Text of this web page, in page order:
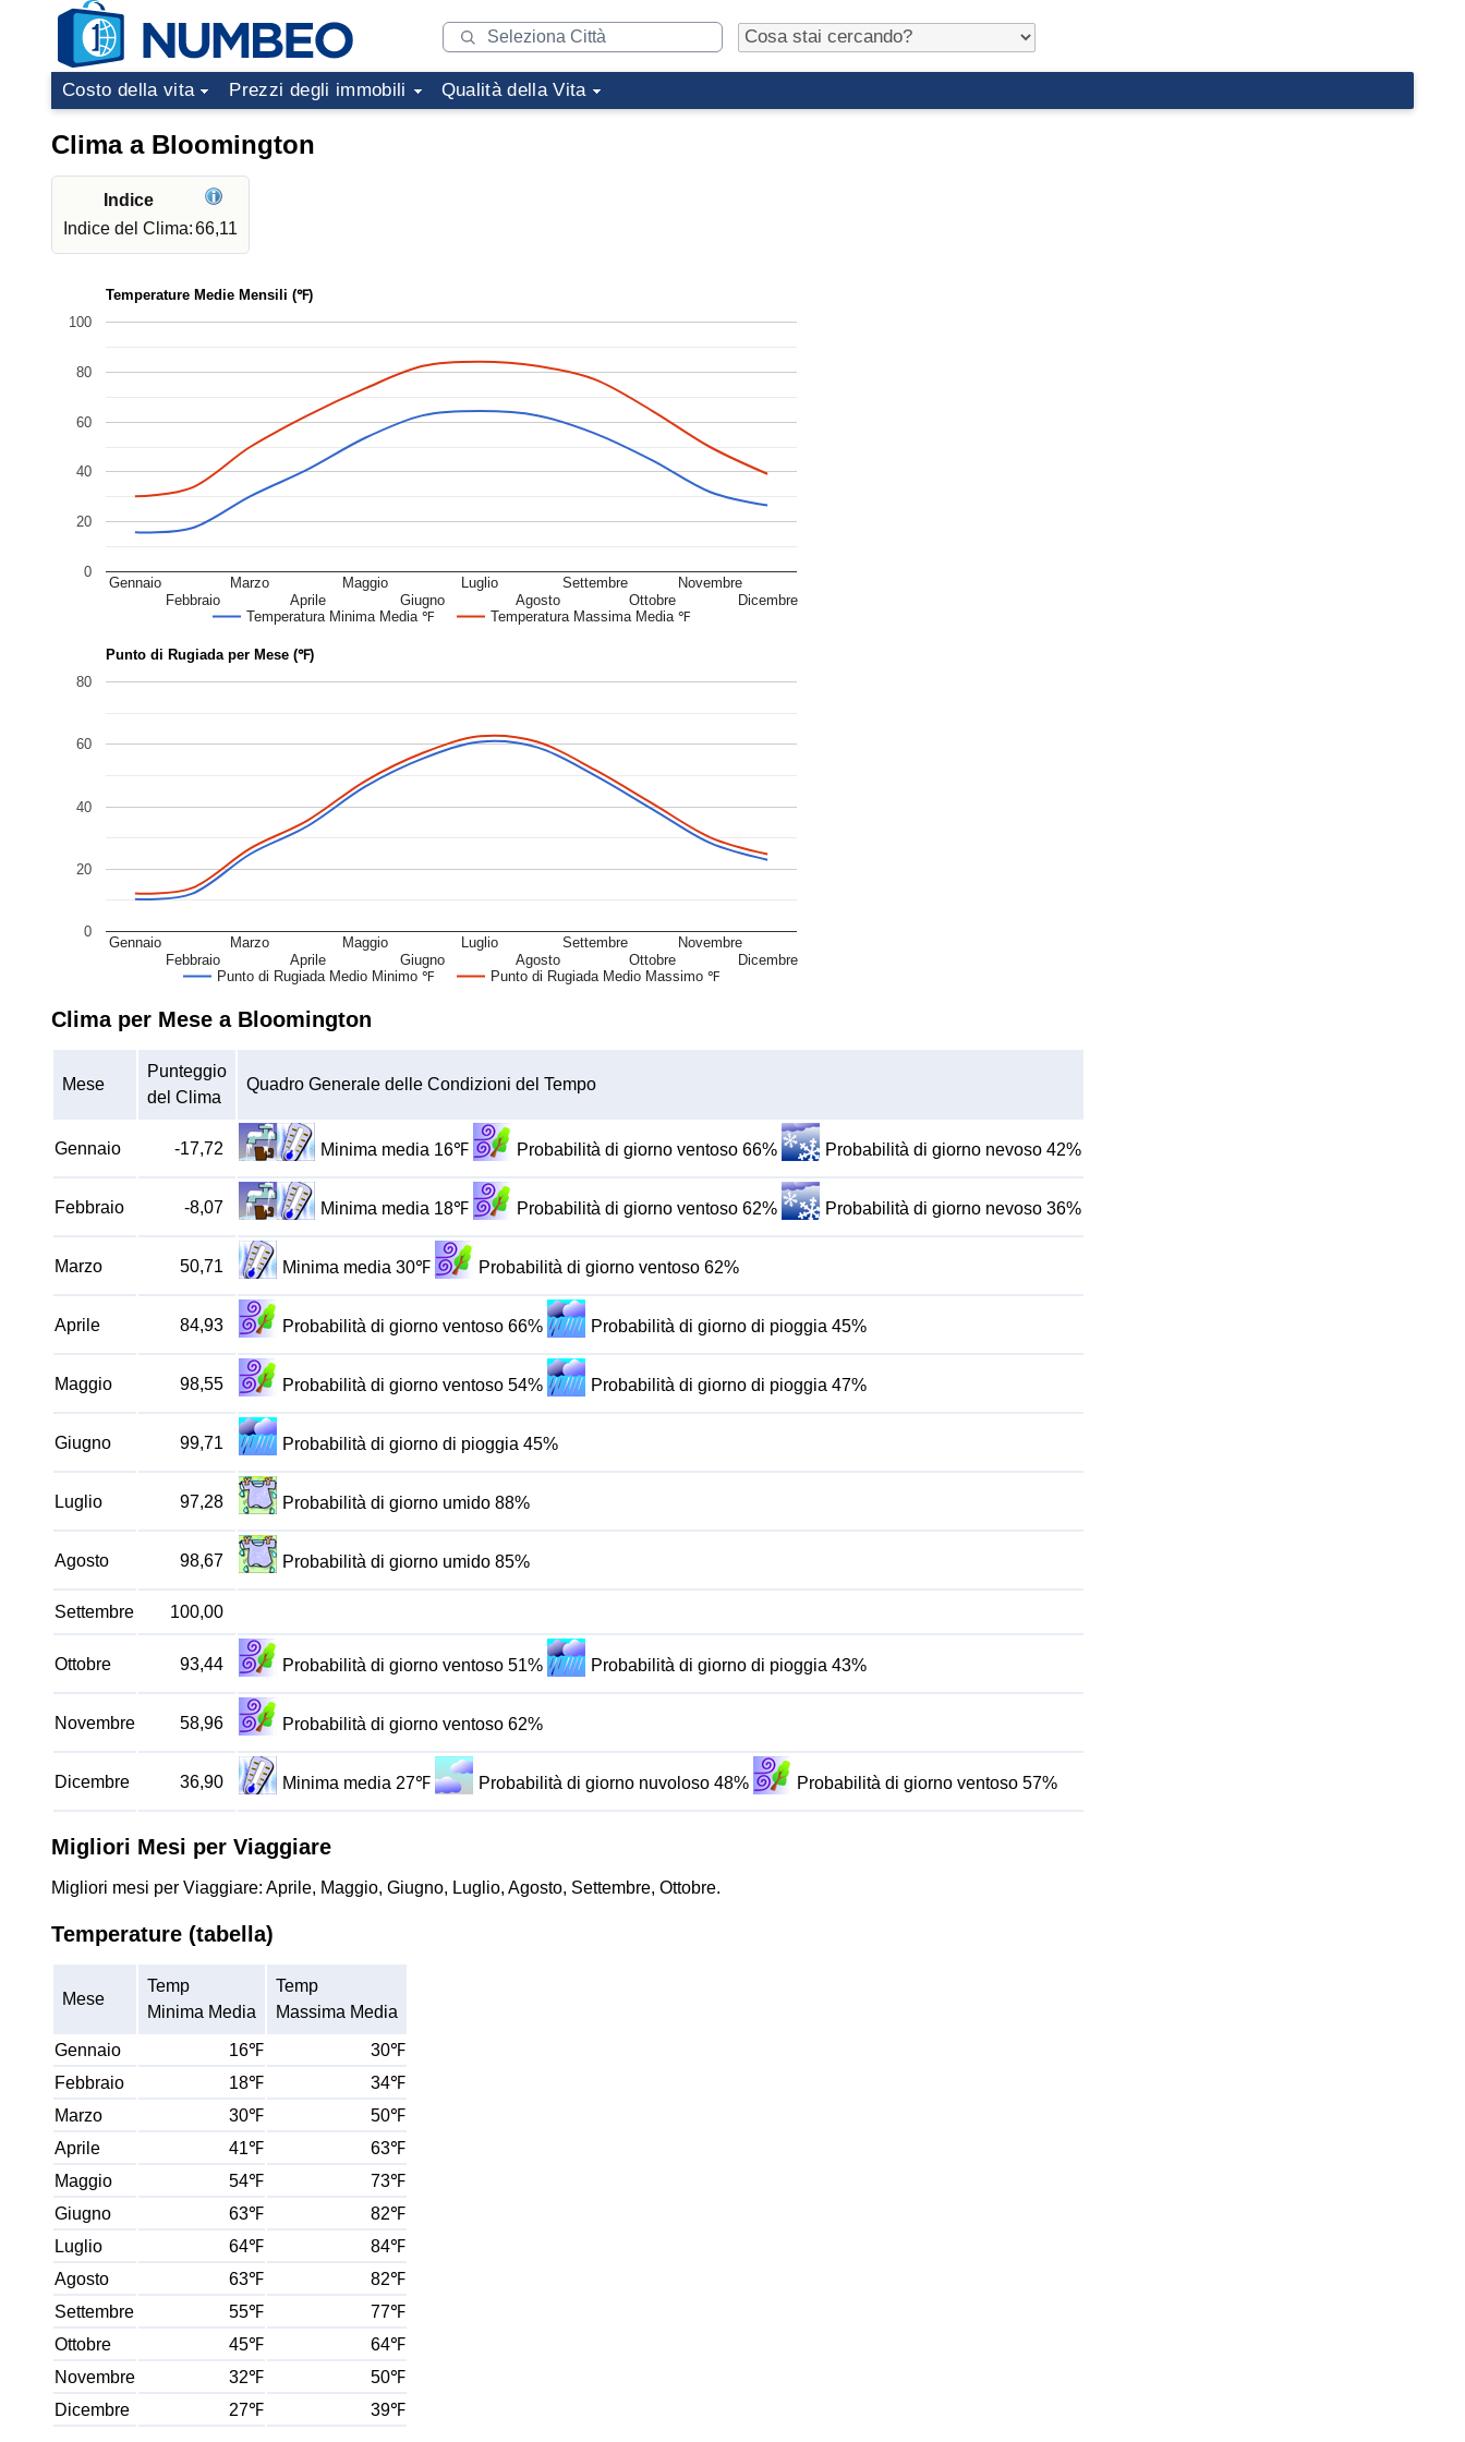
Costo della vita Prezzi degli immobili Qualità della Vita
Clima a Bloomington
Indice
Indice del Clima:66,11
Temperature Medie Mensili (℉)
Temperatura Minima Media ℉ Temperatura Massima Media ℉
Gennaio
Febbraio
Marzo
Aprile
Maggio
Giugno
Luglio
Agosto
Settembre
Ottobre
Novembre
Dicembre
0
20
40
60
80
100
Punto di Rugiada per Mese (℉)
Punto di Rugiada Medio Minimo ℉ Punto di Rugiada Medio Massimo ℉
Gennaio
Febbraio
Marzo
Aprile
Maggio
Giugno
Luglio
Agosto
Settembre
Ottobre
Novembre
Dicembre
0
20
40
60
80
Clima per Mese a Bloomington
Mese
Punteggio
del Clima
Quadro Generale delle Condizioni del Tempo
Gennaio -17,72 Minima media 16℉ Probabilità di giorno ventoso 66% Probabilità di giorno nevoso 42%
Febbraio -8,07 Minima media 18℉ Probabilità di giorno ventoso 62% Probabilità di giorno nevoso 36%
Marzo 50,71 Minima media 30℉ Probabilità di giorno ventoso 62%
Aprile 84,93 Probabilità di giorno ventoso 66% Probabilità di giorno di pioggia 45%
Maggio 98,55 Probabilità di giorno ventoso 54% Probabilità di giorno di pioggia 47%
Giugno 99,71 Probabilità di giorno di pioggia 45%
Luglio 97,28 Probabilità di giorno umido 88%
Agosto 98,67 Probabilità di giorno umido 85%
Settembre 100,00
Ottobre 93,44 Probabilità di giorno ventoso 51% Probabilità di giorno di pioggia 43%
Novembre 58,96 Probabilità di giorno ventoso 62%
Dicembre 36,90 Minima media 27℉ Probabilità di giorno nuvoloso 48% Probabilità di giorno ventoso 57%
Migliori Mesi per Viaggiare
Migliori mesi per Viaggiare: Aprile, Maggio, Giugno, Luglio, Agosto, Settembre, Ottobre.
Temperature (tabella)
Mese
Temp
Minima Media
Temp
Massima Media
Gennaio 16℉
30℉
Febbraio
18℉
34℉
Marzo
30℉
50℉
Aprile
41℉
63℉
Maggio
54℉
73℉
Giugno
63℉
82℉
Luglio
64℉
84℉
Agosto
63℉
82℉
Settembre
55℉
77℉
Ottobre
45℉
64℉
Novembre
32℉
50℉
Dicembre
27℉ 39℉